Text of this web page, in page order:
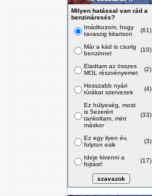
Milyen hatással van rád a
benzináresés?
Imádkozom, hogy
tavaszig kitartson
(61)
Már a kád is csurig
benzinnel
(10)
Eladtam az összes
MOL részvényemet
(2)
Hosszabb nyári
túrákat szervezek
(4)
Ez hülyeség, most
is 5ezerért
tankoltam, mint
máskor
(33)
Ez egy ilyen év,
folyton esik
(3)
Ideje kivenni a
fojtást!
(17)